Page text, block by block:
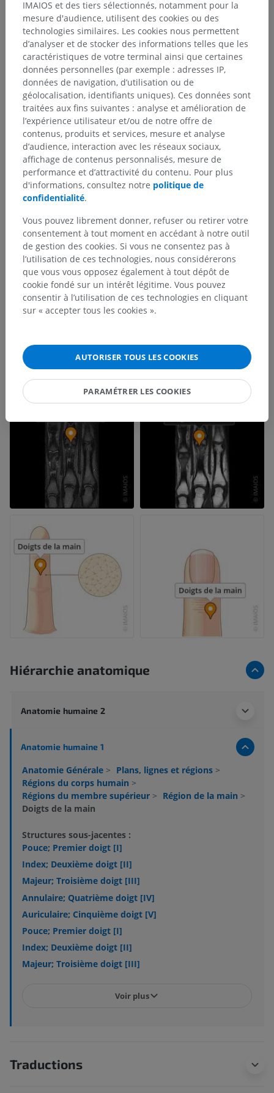
Hiérarchie anatomique
Anatomie humaine 2
Anatomie humaine 1
Anatomie Générale > Plans, lignes et régions >
Régions du corps humain >
Régions du membre supérieur > Région de la main >
Doigts de la main
Structures sous-jacentes :
Pouce; Premier doigt [I]
Index; Deuxième doigt [II]
Majeur; Troisième doigt [III]
Annulaire; Quatrième doigt [IV]
Auriculaire; Cinquième doigt [V]
Pouce; Premier doigt [I]
Index; Deuxième doigt [II]
Majeur; Troisième doigt [III]
Voir plus
Traductions
IMAIOS et des tiers sélectionnés, notamment pour la
mesure d'audience, utilisent des cookies ou des
technologies similaires. Les cookies nous permettent
d’analyser et de stocker des informations telles que les
caractéristiques de votre terminal ainsi que certaines
données personnelles (par exemple : adresses IP,
données de navigation, d’utilisation ou de
géolocalisation, identifiants uniques). Ces données sont
traitées aux fins suivantes : analyse et amélioration de
l’expérience utilisateur et/ou de notre offre de
contenus, produits et services, mesure et analyse
d’audience, interaction avec les réseaux sociaux,
affichage de contenus personnalisés, mesure de
performance et d’attractivité du contenu. Pour plus
d'informations, consultez notre politique de
confidentialité.
Vous pouvez librement donner, refuser ou retirer votre
consentement à tout moment en accédant à notre outil
de gestion des cookies. Si vous ne consentez pas à
l’utilisation de ces technologies, nous considérerons
que vous vous opposez également à tout dépôt de
cookie fondé sur un intérêt légitime. Vous pouvez
consentir à l’utilisation de ces technologies en cliquant
sur « accepter tous les cookies ».
AUTORISER TOUS LES COOKIES
PARAMÉTRER LES COOKIES